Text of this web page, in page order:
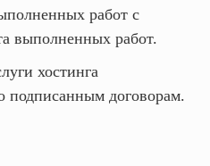
работ с
выполненных работ.
хостинга
подписанным договорам.